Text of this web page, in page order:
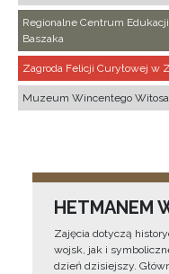
Regionalne Centrum
Baszaka
Zagroda Felicji Curyłowej w
Muzeum Wincentego
HETMANEM
Zajęcia dotyczą
wojsk, jak i
dzień dzisiejszy.